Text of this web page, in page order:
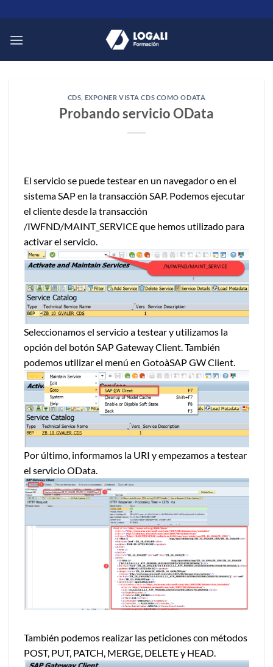
al
contenido
CDS EXPONER VISTA CDS COMO ODATA
Probando servicio OData
El servicio se puede testear en un navegador o en el
sistema SAP en la transacción SAP. Podemos ejecutar
el cliente desde la transacción
/IWFND/MAINT_SERVICE que hemos utilizado para
activar el servicio.
Seleccionamos el servicio a testear y utilizamos la
opción del botón SAP Gateway Client. También
podemos utilizar el menú en GotoàSAP GW Client.
Por último, informamos la URI y empezamos a testear
el servicio OData.
También podemos realizar las peticiones con métodos
POST, PUT, PATCH, MERGE, DELETE y HEAD.